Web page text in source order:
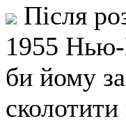
Після
1955 Нью-
би йому